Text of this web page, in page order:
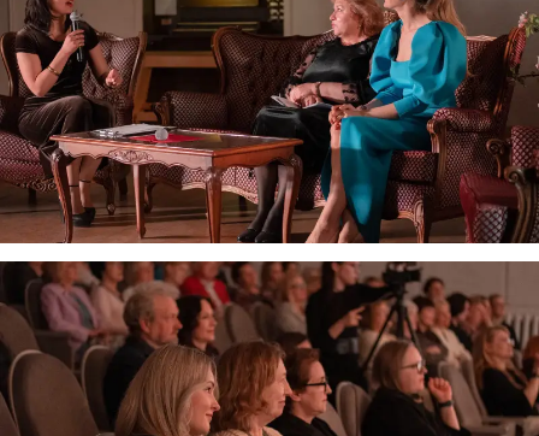
Virtualus asistentas E. Balsio gimnazijos DI
Sveiki! Taip, aš esu virtualus. Tačiau dirbtinis intelektas
suteikia man galimybę ne tik analizuoti Jūsų klausimą, bet
informaciją. Jei visgi man pritrūks išmanumo - pateiksiu
Jums reikiamus kontaktus, kur galėsite pasiklausti
atsakingo specialisto.
Taigi... kuo galėčiau Jums padėti?